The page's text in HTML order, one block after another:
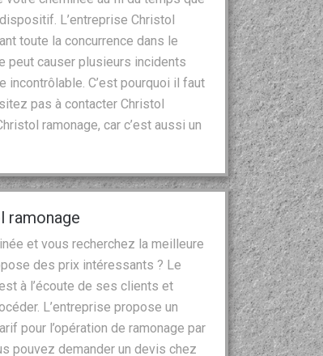
L’entreprise Christol
toute la concurrence dans le
peut causer plusieurs incidents
incontrôlable. C’est pourquoi il faut
pas à contacter Christol
ramonage, car c’est aussi un
ramonage
et vous recherchez la meilleure
des prix intéressants ? Le
à l’écoute de ses clients et
L’entreprise propose un
pour l’opération de ramonage par
pouvez demander un devis chez